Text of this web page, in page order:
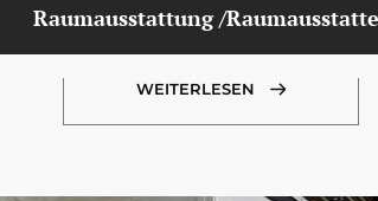
Raumausstattung /
WEITERLESEN